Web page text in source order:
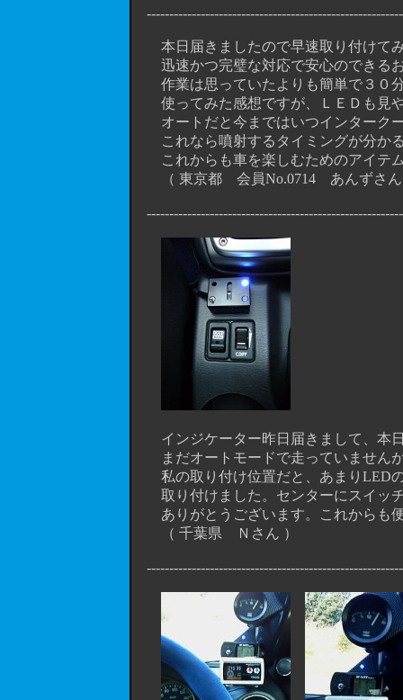
本日届きましたので早速取り付けて
迅速かつ完璧な対応で安心のできるお
作業は思っていたよりも簡単で３０分
使ってみた感想ですが、ＬＥＤも見
オートだと今まではいつインタークー
これなら噴射するタイミングが分か
これからも車を楽しむためのアイテ
（ 東京都 会員No.0714 あんずさん
インジケーター昨日届きまして、本
まだオートモードで走っていませんが
私の取り付け位置だと、あまりLEDの
取り付けました。センターにスイッチ
ありがとうございます。これからも
（ 千葉県 Ｎさん ）